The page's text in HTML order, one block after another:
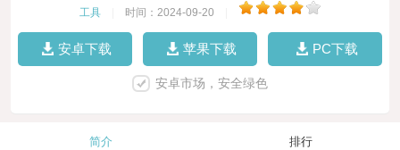
工具 时间：2024-09-20
安卓下载 苹果下载 PC下载
安卓市场，安全绿色
简介 排行